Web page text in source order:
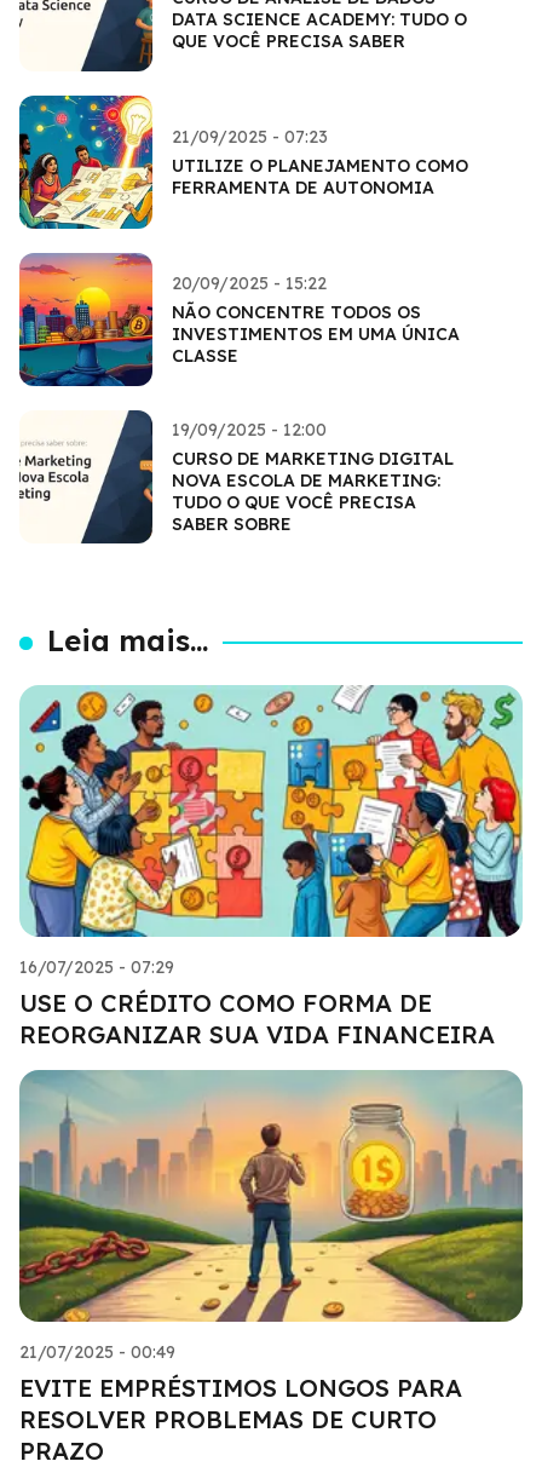
DATA SCIENCE ACADEMY: TUDO O
QUE VOCÊ PRECISA SABER
21/09/2025 - 07:23
UTILIZE O PLANEJAMENTO COMO
FERRAMENTA DE AUTONOMIA
20/09/2025 - 15:22
NÃO CONCENTRE TODOS OS
INVESTIMENTOS EM UMA ÚNICA
CLASSE
19/09/2025 - 12:00
CURSO DE MARKETING DIGITAL
NOVA ESCOLA DE MARKETING:
TUDO O QUE VOCÊ PRECISA
SABER SOBRE
Leia mais...
16/07/2025 - 07:29
USE O CRÉDITO COMO FORMA DE
REORGANIZAR SUA VIDA FINANCEIRA
21/07/2025 - 00:49
EVITE EMPRÉSTIMOS LONGOS PARA
RESOLVER PROBLEMAS DE CURTO
PRAZO